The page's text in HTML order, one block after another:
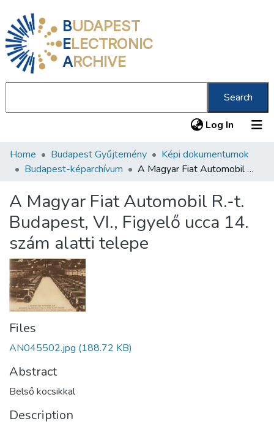
BUDAPEST
ELECTRONIC
ARCHIVE
Search
Log In (current)
Communities & Collections
Statistics
About us
Home Budapest Gyűjtemény
Képi dokumentumok
Budapest-képarchívum
A Magyar Fiat Automobil R.-t. Budapest, VI., Figyelő ucca 14. szám alatti telepe
A Magyar Fiat Automobil R.-t.
Budapest, VI., Figyelő ucca 14.
szám alatti telepe
Files
AN045502.jpg (188.72 KB)
Abstract
Belső kocsikkal
Description